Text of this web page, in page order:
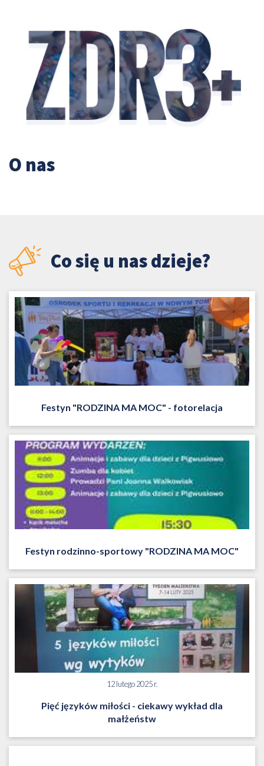
O nas
Co się u nas dzieje?
Festyn "RODZINA MA MOC" - fotorelacja
Festyn rodzinno-sportowy "RODZINA MA MOC"
12 lutego 2025 r.
Pięć języków miłości - ciekawy wykład dla
małżeństw